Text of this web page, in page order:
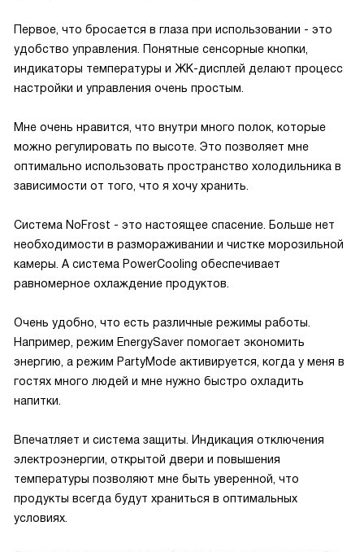
Первое, что бросается в глаза при использовании - это
удобство управления. Понятные сенсорные кнопки,
индикаторы температуры и ЖК-дисплей делают процесс
настройки и управления очень простым.
Мне очень нравится, что внутри много полок, которые
можно регулировать по высоте. Это позволяет мне
оптимально использовать пространство холодильника в
зависимости от того, что я хочу хранить.
Система NoFrost - это настоящее спасение. Больше нет
необходимости в размораживании и чистке морозильной
камеры. А система PowerCooling обеспечивает
равномерное охлаждение продуктов.
Очень удобно, что есть различные режимы работы.
Например, режим EnergySaver помогает экономить
энергию, а режим PartyMode активируется, когда у меня в
гостях много людей и мне нужно быстро охладить
напитки.
Впечатляет и система защиты. Индикация отключения
электроэнергии, открытой двери и повышения
температуры позволяют мне быть уверенной, что
продукты всегда будут храниться в оптимальных
условиях.